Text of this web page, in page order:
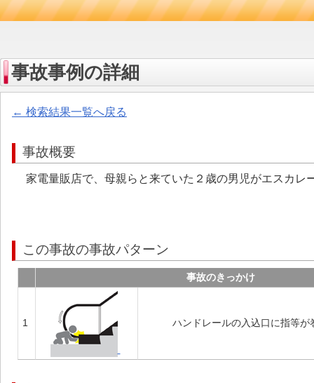
事故事例の詳細
← 検索結果一覧へ戻る
事故概要
家電量販店で、母親らと来ていた２歳の男児がエスカ
この事故の事故パターン
事故のきっかけ
1 ハンドレールの入込口に指等